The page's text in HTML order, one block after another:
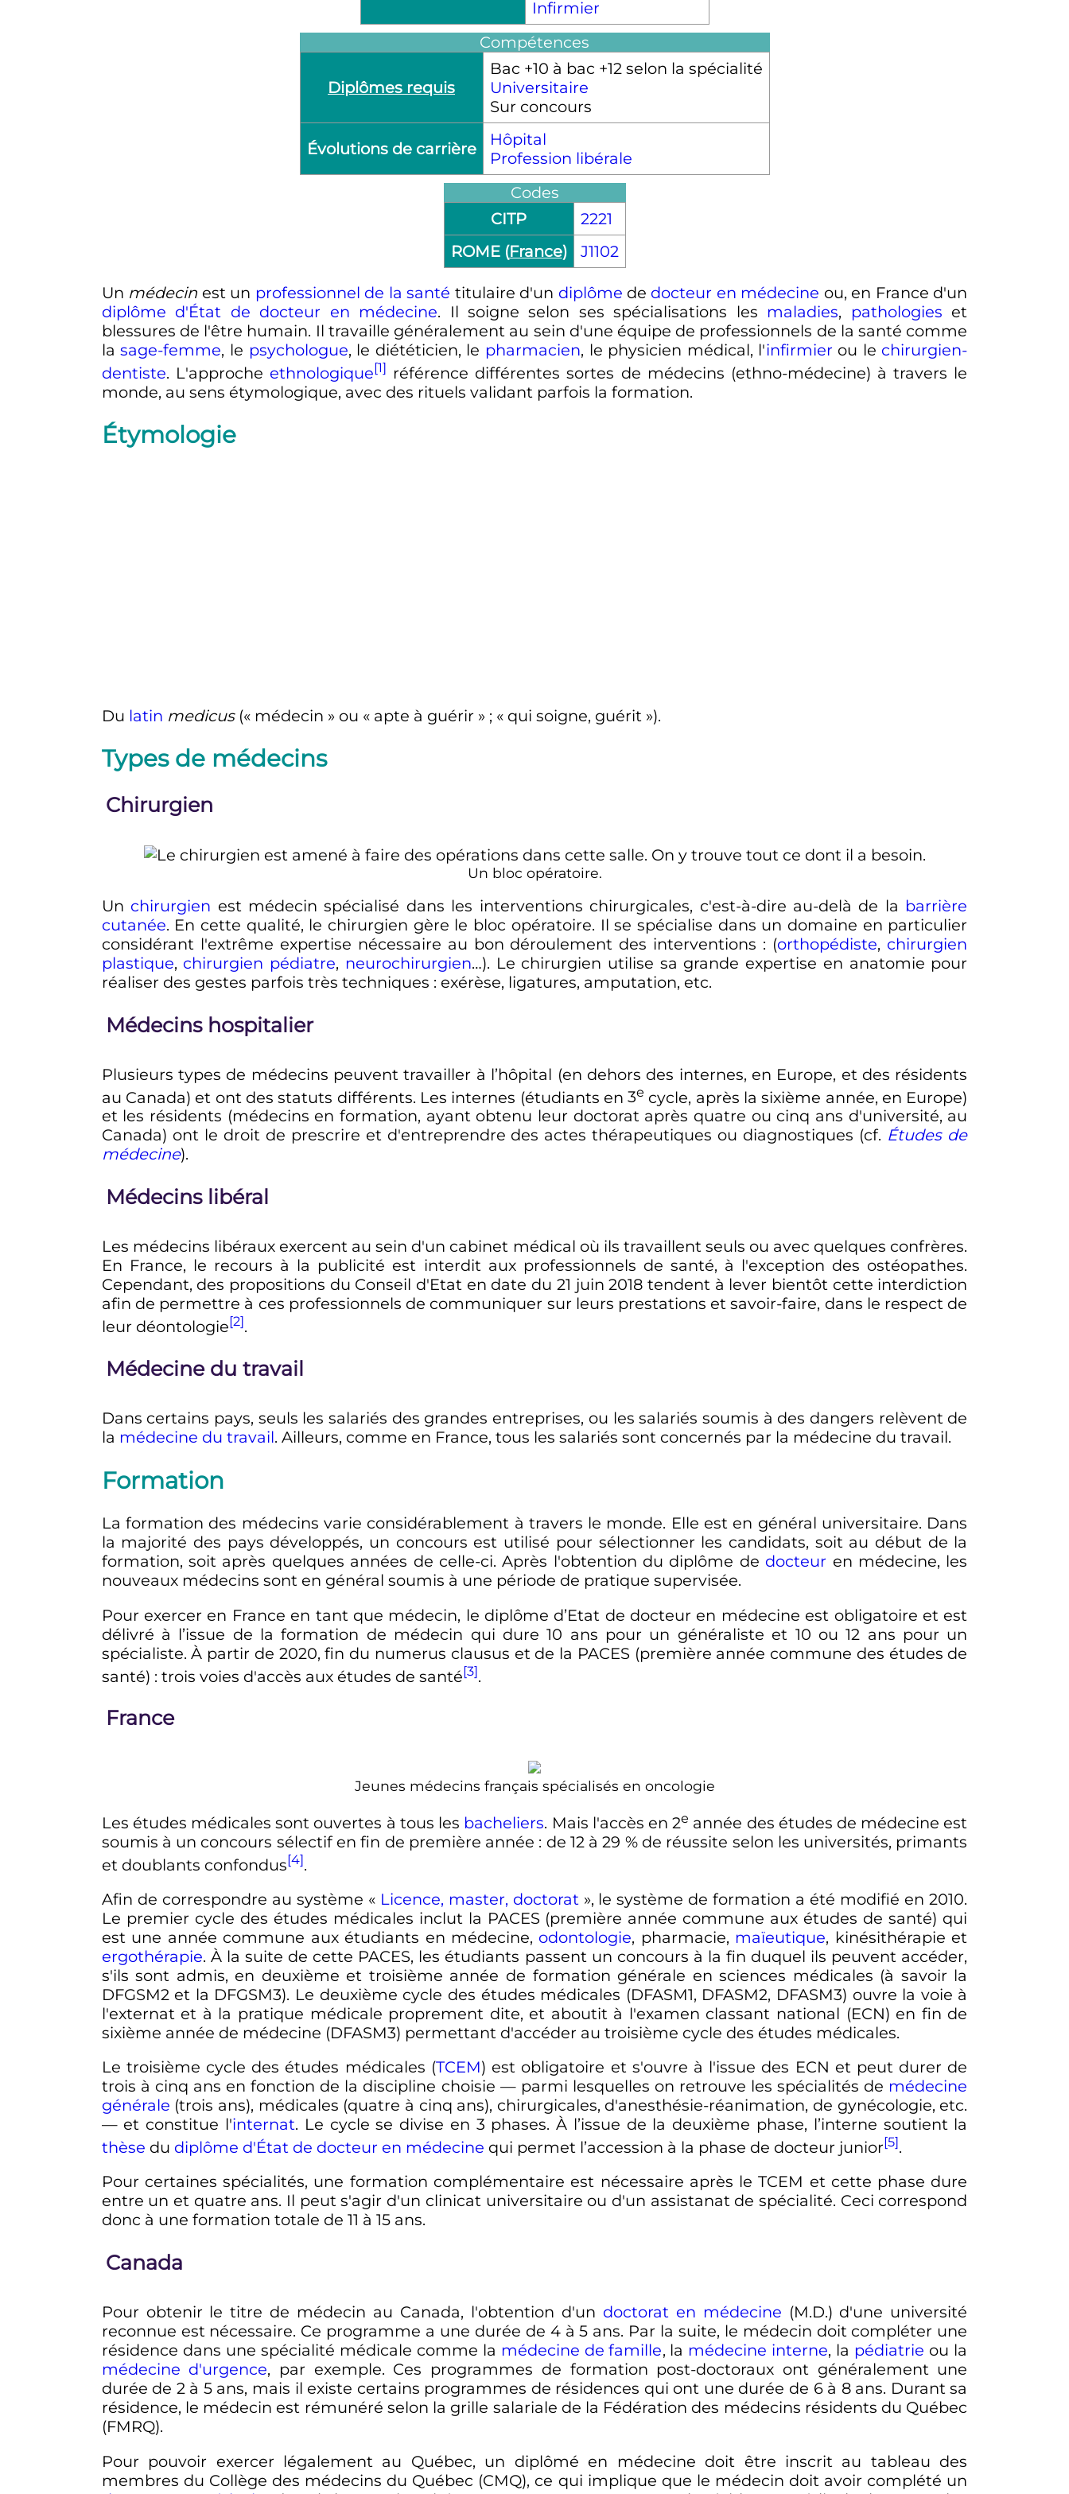
Infirmier
Compétences
Diplômes requis
Bac +10 à bac +12 selon la spécialité
Universitaire
Sur concours
Évolutions de carrière
Hôpital
Profession libérale
Codes
CITP
2221
ROME (France) J1102
Un médecin est un professionnel de la santé titulaire d'un diplôme de docteur en médecine ou, en France d'un
diplôme d'État de docteur en médecine. Il soigne selon ses spécialisations les maladies, pathologies et
blessures de l'être humain. Il travaille généralement au sein d'une équipe de professionnels de la santé comme
lasage-femme, le psychologue, le diététicien, le pharmacien, le physicien médical, l'infirmier ou le chirurgien-
dentiste. L'approche ethnologique[1] référence différentes sortes de médecins (ethno-médecine) à travers le
monde, au sens étymologique, avec des rituels validant parfois la formation.
Étymologie
Du latin medicus(« médecin » ou « apte à guérir » ; « qui soigne, guérit »).
Types de médecins
Chirurgien
Un bloc opératoire.
Un chirurgien est médecin spécialisé dans les interventions chirurgicales, c'est-à-dire au-delà de la barrière
cutanée. En cette qualité, le chirurgien gère le bloc opératoire. Il se spécialise dans un domaine en particulier
considérant l'extrême expertise nécessaire au bon déroulement des interventions : (orthopédiste, chirurgien
plastique, chirurgien pédiatre, neurochirurgien…). Le chirurgien utilise sa grande expertise en anatomie pour
réaliser des gestes parfois très techniques : exérèse, ligatures, amputation, etc.
Médecins hospitalier
Plusieurs types de médecins peuvent travailler à l’hôpital (en dehors des internes, en Europe, et des résidents
au Canada) et ont des statuts différents. Les internes (étudiants en3e cycle, après la sixième année, en Europe)
et les résidents (médecins en formation, ayant obtenu leur doctorat après quatre ou cinq ans d'université, au
Canada) ont le droit de prescrire et d'entreprendre des actes thérapeutiques ou diagnostiques (cf. Études de
médecine).
Médecins libéral
Les médecins libéraux exercent au sein d'un cabinet médical où ils travaillent seuls ou avec quelques confrères.
En France, le recours à la publicité est interdit aux professionnels de santé, à l'exception des ostéopathes.
Cependant, des propositions du Conseil d'Etat en date du 21 juin 2018 tendent à lever bientôt cette interdiction
afin de permettre à ces professionnels de communiquer sur leurs prestations et savoir-faire, dans le respect de
leur déontologie[2].
Médecine du travail
Dans certains pays, seuls les salariés des grandes entreprises, ou les salariés soumis à des dangers relèvent de
la médecine du travail. Ailleurs, comme en France, tous les salariés sont concernés par la médecine du travail.
Formation
La formation des médecins varie considérablement à travers le monde. Elle est en général universitaire. Dans
la majorité des pays développés, un concours est utilisé pour sélectionner les candidats, soit au début de la
formation, soit après quelques années de celle-ci. Après l'obtention du diplôme de docteur en médecine, les
nouveaux médecins sont en général soumis à une période de pratique supervisée.
Pour exercer en France en tant que médecin, le diplôme d’Etat de docteur en médecine est obligatoire et est
délivré à l’issue de la formation de médecin qui dure 10 ans pour un généraliste et 10 ou 12 ans pour un
spécialiste. À partir de 2020, fin du numerus clausus et de la PACES (première année commune des études de
santé) : trois voies d'accès aux études de santé[3].
France
Jeunes médecins français spécialisés en oncologie
Les études médicales sont ouvertes à tous les bacheliers. Mais l'accès en2e année des études de médecine est
soumis à un concours sélectif en fin de première année : de 12 à 29 % de réussite selon les universités, primants
et doublants confondus[4].
Afin de correspondre au système « Licence, master, doctorat », le système de formation a été modifié en 2010.
Le premier cycle des études médicales inclut la PACES (première année commune aux études de santé) qui
est une année commune aux étudiants en médecine, odontologie, pharmacie, maïeutique, kinésithérapie et
ergothérapie. À la suite de cette PACES, les étudiants passent un concours à la fin duquel ils peuvent accéder,
s'ils sont admis, en deuxième et troisième année de formation générale en sciences médicales (à savoir la
DFGSM2 et la DFGSM3). Le deuxième cycle des études médicales (DFASM1, DFASM2, DFASM3) ouvre la voie à
l'externat et à la pratique médicale proprement dite, et aboutit à l'examen classant national (ECN) en fin de
sixième année de médecine (DFASM3) permettant d'accéder au troisième cycle des études médicales.
Le troisième cycle des études médicales (TCEM) est obligatoire et s'ouvre à l'issue des ECN et peut durer de
trois à cinq ans en fonction de la discipline choisie — parmi lesquelles on retrouve les spécialités de médecine
générale (trois ans), médicales (quatre à cinq ans), chirurgicales, d'anesthésie-réanimation, de gynécologie, etc.
—et constitue l'internat. Le cycle se divise en 3 phases. À l’issue de la deuxième phase, l’interne soutient la
thèse du diplôme d'État de docteur en médecine qui permet l’accession à la phase de docteur junior[5].
Pour certaines spécialités, une formation complémentaire est nécessaire après le TCEM et cette phase dure
entre un et quatre ans. Il peut s'agir d'un clinicat universitaire ou d'un assistanat de spécialité. Ceci correspond
donc à une formation totale de 11 à 15 ans.
Canada
Pour obtenir le titre de médecin au Canada, l'obtention d'un doctorat en médecine (M.D.) d'une université
reconnue est nécessaire. Ce programme a une durée de 4 à 5 ans. Par la suite, le médecin doit compléter une
résidence dans une spécialité médicale comme la médecine de famille, la médecine interne, la pédiatrie ou la
médecine d'urgence, par exemple. Ces programmes de formation post-doctoraux ont généralement une
durée de 2 à 5 ans, mais il existe certains programmes de résidences qui ont une durée de 6 à 8 ans. Durant sa
résidence, le médecin est rémunéré selon la grille salariale de la Fédération des médecins résidents du Québec
(FMRQ).
Pour pouvoir exercer légalement au Québec, un diplômé en médecine doit être inscrit au tableau des
membres du Collège des médecins du Québec (CMQ), ce qui implique que le médecin doit avoir complété un